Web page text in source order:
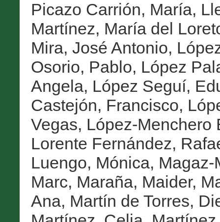
Picazo Carrión, María,
Martínez, María del
Mira, José Antonio,
Osorio, Pablo, López
Angela, López Seguí,
Castejón, Francisco,
Vegas, López-Menchero
Lorente Fernández,
Luengo, Mónica, Magaz-
Marc, Maraña, Maider,
Ana, Martín de Torres,